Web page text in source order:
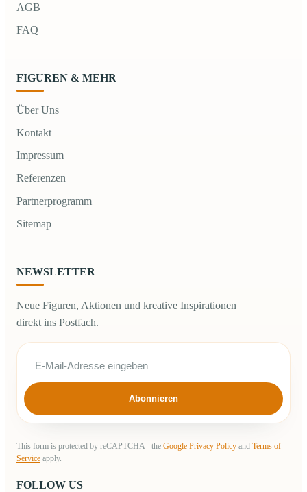
AGB
FAQ
FIGUREN & MEHR
Über Uns
Kontakt
Impressum
Referenzen
Partnerprogramm
Sitemap
NEWSLETTER
Neue Figuren, Aktionen und kreative Inspirationen
direkt ins Postfach.
Abonnieren
This form is protected by reCAPTCHA - the Google Privacy Policy and Terms of
Service apply.
FOLLOW US